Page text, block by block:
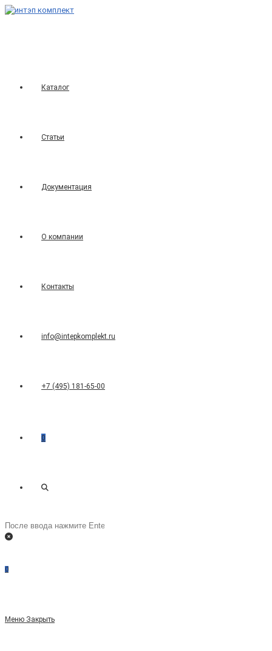
Перейти
Каталог
Статьи
Документация
О компании
Контакты
info@intepkomplekt.ru
+7 (495) 181-65-00
0
Переключить
Поиск
на
0
Меню Закрыть